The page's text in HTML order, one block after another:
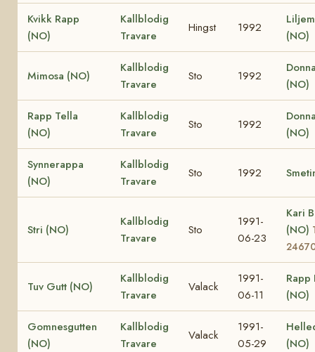
Kvikk Rapp
(NO)
Kallblodig
Travare
Hingst 1992
(NO)
Mimosa (NO)
Kallblodig
Travare
Sto 1992
(NO)
Rapp Tella
(NO)
Kallblodig
Travare
Sto 1992
(NO)
Synnerappa
(NO)
Kallblodig
Travare
Sto 1992
Stri (NO)
Kallblodig
Travare
Sto
1991-
06-23
Kari
(NO)
Tuv Gutt (NO)
Kallblodig
Travare
Valack
1991-
06-11
Rapp
(NO)
Gomnesgutten
(NO)
Kallblodig
Travare
Valack
1991-
05-29
(NO)